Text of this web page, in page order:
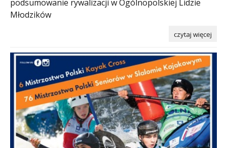
podsumowanie rywalizacji w Ogólnopolskiej Lidzie
Młodzików
czytaj więcej